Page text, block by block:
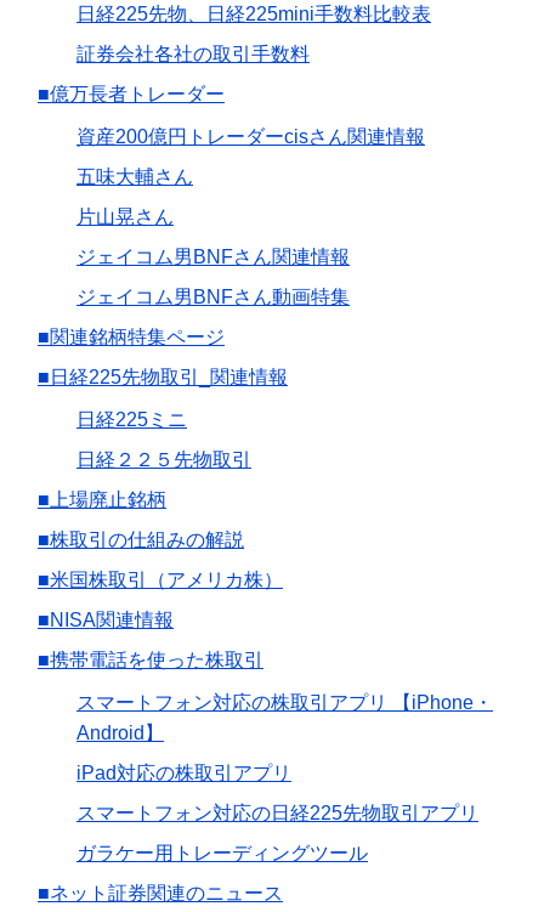
日経225先物、日経225mini手数料比較表
証券会社各社の取引手数料
■億万長者トレーダー
資産200億円トレーダーcisさん関連情報
五味大輔さん
片山晃さん
ジェイコム男BNFさん関連情報
ジェイコム男BNFさん動画特集
■関連銘柄特集ページ
■日経225先物取引_関連情報
日経225ミニ
日経２２５先物取引
■上場廃止銘柄
■株取引の仕組みの解説
■米国株取引（アメリカ株）
■NISA関連情報
■携帯電話を使った株取引
スマートフォン対応の株取引アプリ 【iPhone・
Android】
iPad対応の株取引アプリ
スマートフォン対応の日経225先物取引アプリ
ガラケー用トレーディングツール
■ネット証券関連のニュース